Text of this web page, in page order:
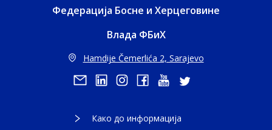
Федерација Босне и Херцеговине
Влада ФБиХ
Hamdije Čemerlića 2, Sarajevo
Како до информација